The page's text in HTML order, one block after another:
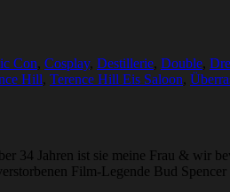
Con, Cosplay, Destillerie, Double,
Hill, Terence Hill Eis Saloon,
34 Jahren ist sie meine Frau & wir
Film-Legende Bud